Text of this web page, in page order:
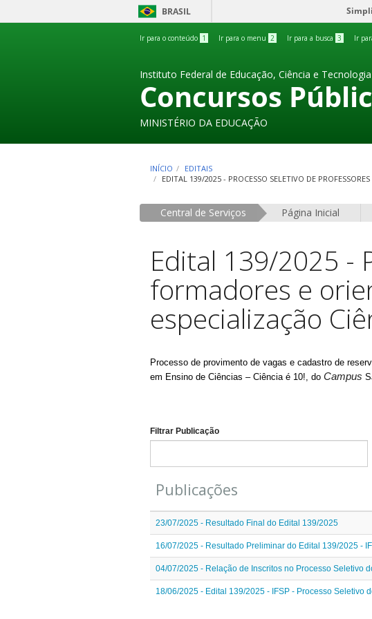
BRASIL
Ir para o conteúdo 1 Ir para o menu 2 Ir para a busca 3 Ir
Instituto Federal de Educação, Ciência e
Concursos
MINISTÉRIO DA EDUCAÇÃO
INÍCIO
EDITAIS
EDITAL 139/2025 - PROCESSO SELETIVO DE
Central de Serviços Página Inicial
Edital 139/2025 -
formadores e
especialização
Processo de provimento de vagas e cadastro de
em Ensino de Ciências – Ciência é 10!, do Campus
Filtrar Publicação
Publicações
23/07/2025 - Resultado Final do Edital 139/2025
16/07/2025 - Resultado Preliminar do Edital 139/2025 -
04/07/2025 - Relação de Inscritos no Processo Seletivo
18/06/2025 - Edital 139/2025 - IFSP - Processo Seletivo